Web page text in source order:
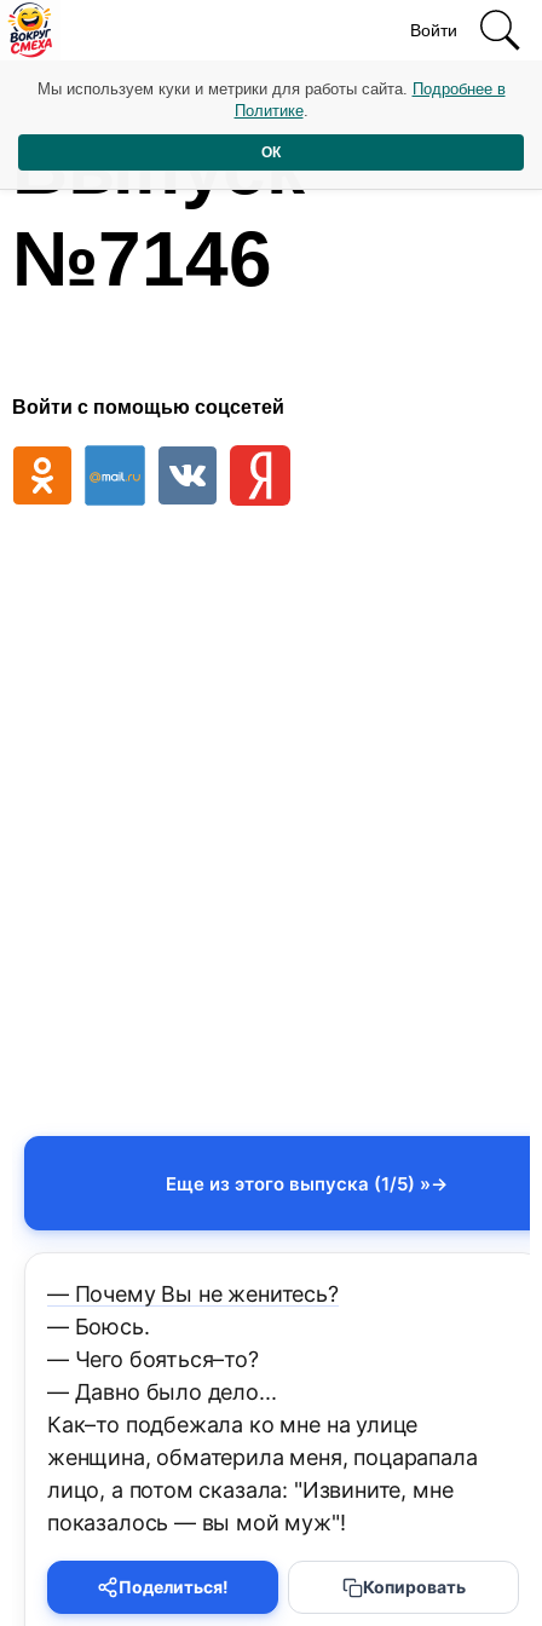
Войти
Выпуск
№7146
Войти с помощью соцсетей
Еще из этого выпуска (1/5) »
— Почему Вы не женитесь?
— Боюсь.
— Чего бояться–то?
— Давно было дело...
Как–то подбежала ко мне на улице
женщина, обматерила меня, поцарапала
лицо, а потом сказала: "Извините, мне
показалось — вы мой муж"!
Поделиться! Копировать
Мы используем куки и метрики для работы сайта. Подробнее в
Политике.
ОК